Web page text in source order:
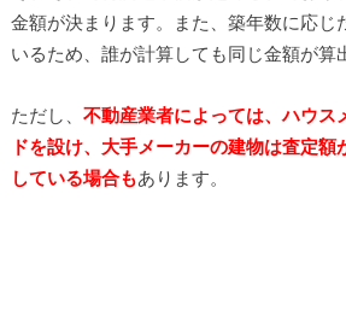
金額が決まります。また、築年数に応じ
いるため、誰が計算しても同じ金額が算
ただし、 不動産業者によっては、ハウス
ドを設け、大手メーカーの建物は査定
している場合もあります。